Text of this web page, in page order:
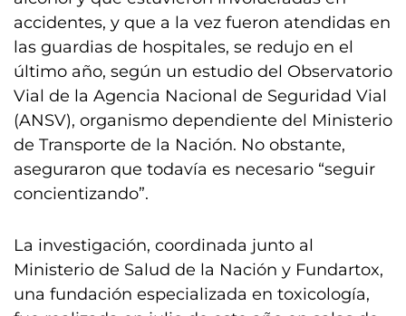
accidentes, y que a la vez fueron atendidas en
las guardias de hospitales, se redujo en el
último año, según un estudio del Observatorio
Vial de la Agencia Nacional de Seguridad Vial
(ANSV), organismo dependiente del Ministerio
de Transporte de la Nación. No obstante,
aseguraron que todavía es necesario “seguir
concientizando”.
La investigación, coordinada junto al
Ministerio de Salud de la Nación y Fundartox,
una fundación especializada en toxicología,